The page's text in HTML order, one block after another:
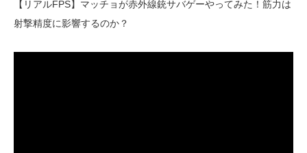
【リアルFPS】マッチョが赤外線銃サバゲーやってみた！筋力は
射撃精度に影響するのか？